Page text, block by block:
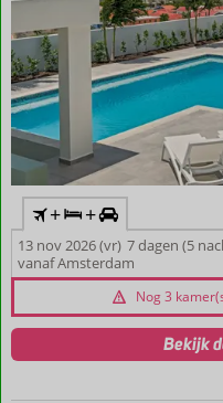
+ +
13 nov 2026 (vr) 7 dagen (5
vanaf Amsterdam
Nog 3
Bekijk